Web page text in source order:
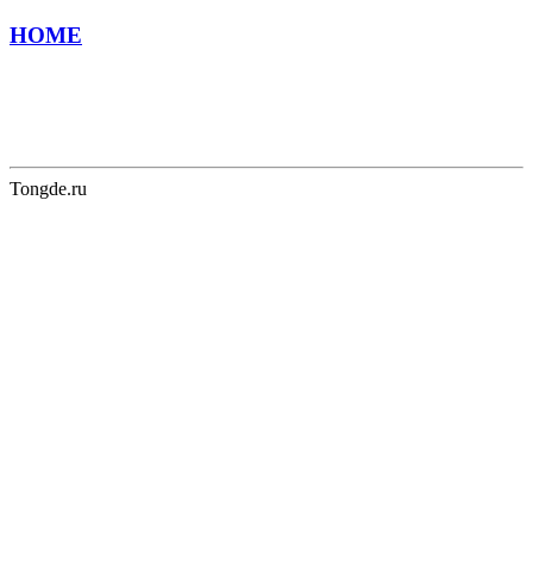
HOME
Tongde.ru